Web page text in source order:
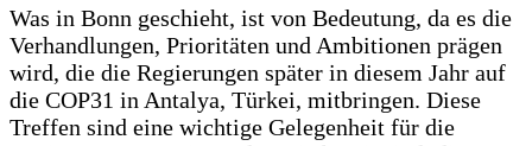
Was in Bonn geschieht, ist von Bedeutung, da es die
Verhandlungen, Prioritäten und Ambitionen prägen
wird, die die Regierungen später in diesem Jahr auf
die COP31 in Antalya, Türkei, mitbringen. Diese
Treffen sind eine wichtige Gelegenheit für die